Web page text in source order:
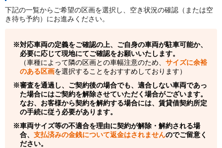
下記の一覧からご希望の区画を選択し、空き状況の確認（または空
き待ち予約）にお進みください。
対応車両の定義をご確認の上、ご自身の車両が駐車可能か、
必要に応じて現地にてご確認をお願いいたします。
（車種によって隣の区画との車幅注意のため、 サイズに余裕
のある区画を選択することをおすすめしております）
審査を通過し、ご契約後の場合でも、適合しない車両であっ
た場合にはご契約を解除させていただく場合がございます。
なお、お客様から契約を解約する場合には、賃貸借契約所定
の手続に従う必要があります。
車両サイズ等の不適合を理由に契約が解除・解約される場
合、 支払済みの金銭について返金はされませんのでご留意く
ださい。